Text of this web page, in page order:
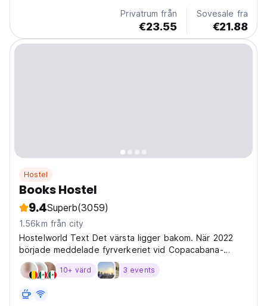
Privatrum från
€23.55
Sovesale fra
€21.88
Hostel
Books Hostel
9.4Superb(3059)
1.56km från city
Hostelworld Text Det värsta ligger bakom. När 2022
började meddelade fyrverkeriet vid Copacabana-
stranden starten på ett nytt år. Ändå var det svårt för
oss att tro att det värsta låg bakom. Efter två år som
fyrverkeriet...
10+ värd 3 events